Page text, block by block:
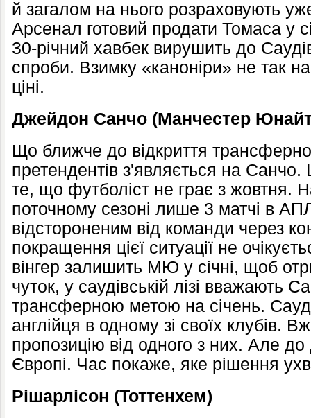
й загалом на нього розраховують
Арсенал готовий продати Томаса у
30-річний хавбек вирушить до
спроби. Взимку «каноніри» не так
ціні.
Джейдон Санчо (Манчестер
Що ближче до відкриття
претендентів з'являється на
те, що футболіст не грає з жовтня.
поточному сезоні лише 3 матчі в
відстороненим від команди через
покращення цієї ситуації не
вінгер залишить МЮ у січні, щоб
чуток, у саудівській лізі вважають
трансферною метою на січень.
англійця в одному зі своїх клубів.
пропозицію від одного з них. Але
Європі. Час покаже, яке рішення
Рішарлісон (Тоттенхем)